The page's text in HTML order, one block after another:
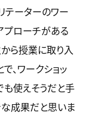
テーターのワー
プローチがある
ら授業に取り入
、ワークショッ
使えそうだと手
成果だと思いま